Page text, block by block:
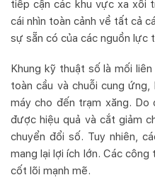
tiếp cận các khu vực xa xôi
cái nhìn toàn cảnh về tất cả
sự sẵn có của các nguồn lực
Khung kỹ thuật số là mối
toàn cầu và chuỗi cung
máy cho đến trạm xăng.
được hiệu quả và cắt giảm
chuyển đổi số. Tuy nhiên,
mang lại lợi ích lớn. Các công
cốt lõi mạnh mẽ.